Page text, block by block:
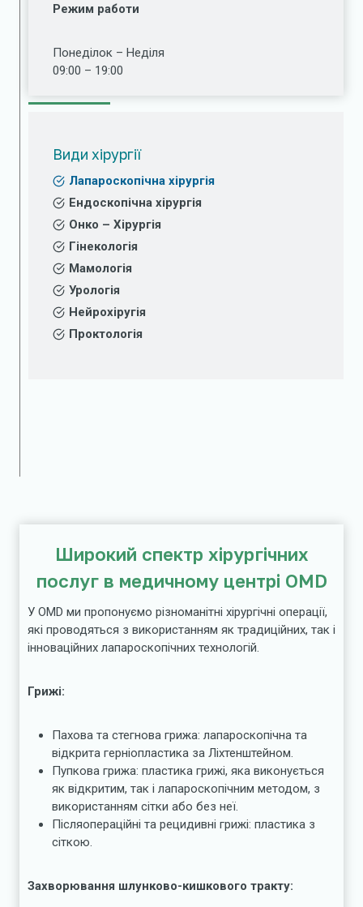
Режим работи
Понеділок – Неділя
09:00 – 19:00
Види хірургії
Лапароскопічна хірургія
Ендоскопічна хірургія
Онко – Хірургія
Гінекологія
Мамологія
Урологія
Нейрохіругія
Проктологія
Широкий спектр хірургічних
послуг в медичному центрі OMD
У OMD ми пропонуємо різноманітні хірургічні операції,
які проводяться з використанням як традиційних, так і
інноваційних лапароскопічних технологій.
Грижі:
Пахова та стегнова грижа: лапароскопічна та
відкрита герніопластика за Ліхтенштейном.
Пупкова грижа: пластика грижі, яка виконується
як відкритим, так і лапароскопічним методом, з
використанням сітки або без неї.
Післяопераційні та рецидивні грижі: пластика з
сіткою.
Захворювання шлунково-кишкового тракту: